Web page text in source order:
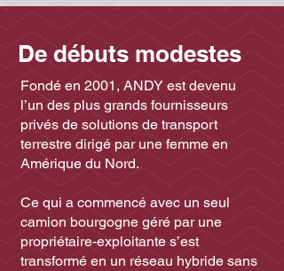
De débuts modestes
Fondé en 2001, ANDY est devenu
l’un des plus grands fournisseurs
privés de solutions de transport
terrestre dirigé par une femme en
Amérique du Nord.
Ce qui a commencé avec un seul
camion bourgogne géré par une
propriétaire-exploitante s’est
transformé en un réseau hybride sans